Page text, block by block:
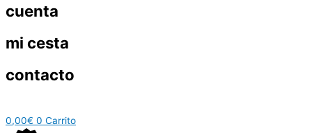
cuenta
mi cesta
contacto
0,00€ 0 Carrito